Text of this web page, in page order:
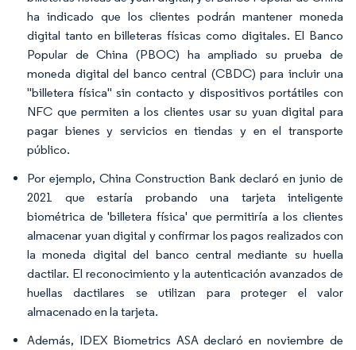
ha indicado que los clientes podrán mantener moneda
digital tanto en billeteras físicas como digitales. El Banco
Popular de China (PBOC) ha ampliado su prueba de
moneda digital del banco central (CBDC) para incluir una
"billetera física" sin contacto y dispositivos portátiles con
NFC que permiten a los clientes usar su yuan digital para
pagar bienes y servicios en tiendas y en el transporte
público.
Por ejemplo, China Construction Bank declaró en junio de
2021 que estaría probando una tarjeta inteligente
biométrica de 'billetera física' que permitiría a los clientes
almacenar yuan digital y confirmar los pagos realizados con
la moneda digital del banco central mediante su huella
dactilar. El reconocimiento y la autenticación avanzados de
huellas dactilares se utilizan para proteger el valor
almacenado en la tarjeta.
Además, IDEX Biometrics ASA declaró en noviembre de